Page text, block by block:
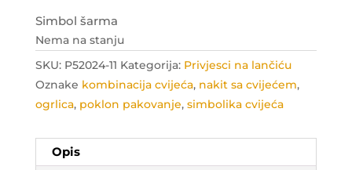
Simbol šarma
Nema na stanju
SKU: P52024-11 Kategorija: Privjesci na lančiću
Oznake kombinacija cvijeća, nakit sa cvijećem,
ogrlica, poklon pakovanje, simbolika cvijeća
Opis